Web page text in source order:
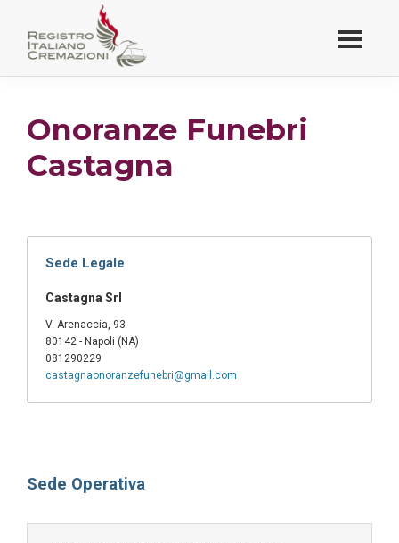
contenuto
principaleRegistro Italiano
Onoranze Funebri
Castagna
Sede Legale
Castagna Srl
V. Arenaccia, 93
80142 - Napoli (NA)
081290229
castagnaonoranzefunebri@gmail.com
Sede Operativa